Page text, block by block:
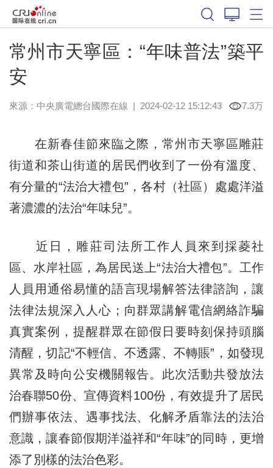
常州市天寧區：“年味普法”築平
安
來源：中央廣電總台國際在線 | 2024-02-12 15:12:43 7.3万
在新春佳節來臨之際，常州市天寧區雕莊
街道和茶山街道的居民們收到了一份有溫度、
有分量的“法治大禮包”，各村（社區）處處洋溢
著濃濃的法治“年味兒”。
近日，雕莊司法所工作人員來到採菱社
區、水岸社區，為居民送上“法治大禮包”。工作
人員用通俗易懂的語言現場解答法律諮詢，讓
法律法規深入人心；向群眾講解電信網絡詐騙
真實案例，提醒群眾在節假日要時刻保持頭腦
清醒，切記“不輕信、不透露、不轉賬”，如發現
異常及時向公安機關報告。此次活動共發放法
治春聯50份、宣傳資料100份，有效提升了居民
們辦事依法、遇事找法、化解矛盾靠法的法治
意識，讓春節假期洋溢祥和“年味”的同時，更增
添了別樣的法治色彩。